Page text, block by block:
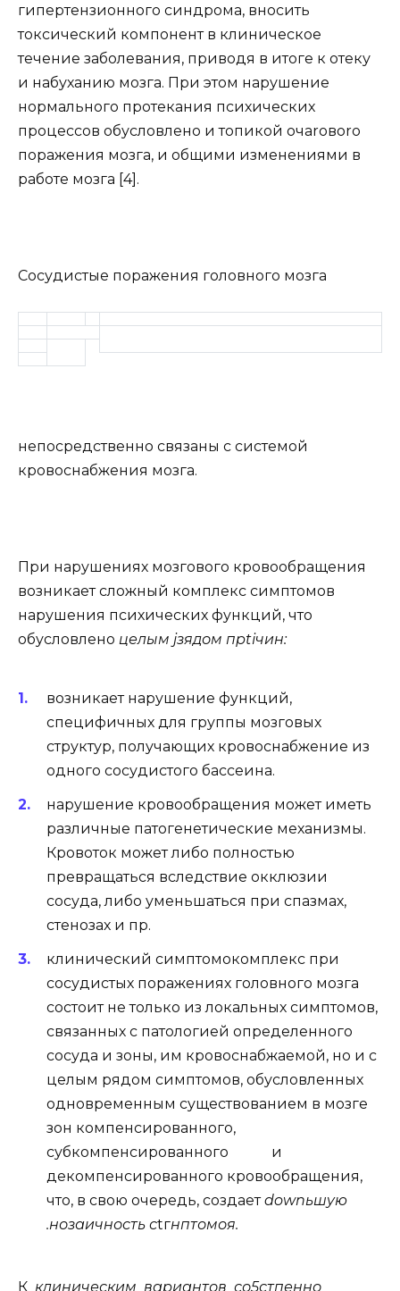
гипертензионного синдрома, вносить
токсический компонент в клиническое
течение заболевания, приводя в итоге к отеку
и набуханию мозга. При этом нарушение
нормального протекания психических
процессов обусловлено и топикой oчaroвoro
поражения мозга, и общими изменениями в
работе мозга [4].
Сосудистые поражения головного мозга
непосредственно связаны с системой
кровоснабжения мозга.
При нарушениях мозгового кровообращения
возникает сложный комплекс симптомов
нарушения психических функций, что
обусловлено целым јзядом прtічин:
возникает нарушение функций,
специфичных для группы мозговых
структур, получающих кровоснабжение из
одного сосудистого бассеина.
нарушение кровообращения может иметь
различные патогенетические механизмы.
Кровоток может либо полностью
превращаться вследствие окклюзии
сосуда, либо уменьшаться при спазмах,
стенозах и пр.
клинический симптомокомплекс при
сосудистых поражениях головного мозга
состоит не только из локальных симптомов,
связанных с патологией определенного
сосуда и зоны, им кровоснабжаемой, но и с
целым рядом симптомов, обусловленных
одновременным существованием в мозге
зон компенсированного,
субкомпенсированного и
декомпенсированного кровообращения,
что, в свою очередь, создаетdownьшую
.нозаичность сtгнптомоя.
К клиническим вариантов со5стпенно